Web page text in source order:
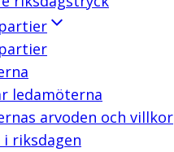
ledamöterna
arvoden och villkor
riksdagen